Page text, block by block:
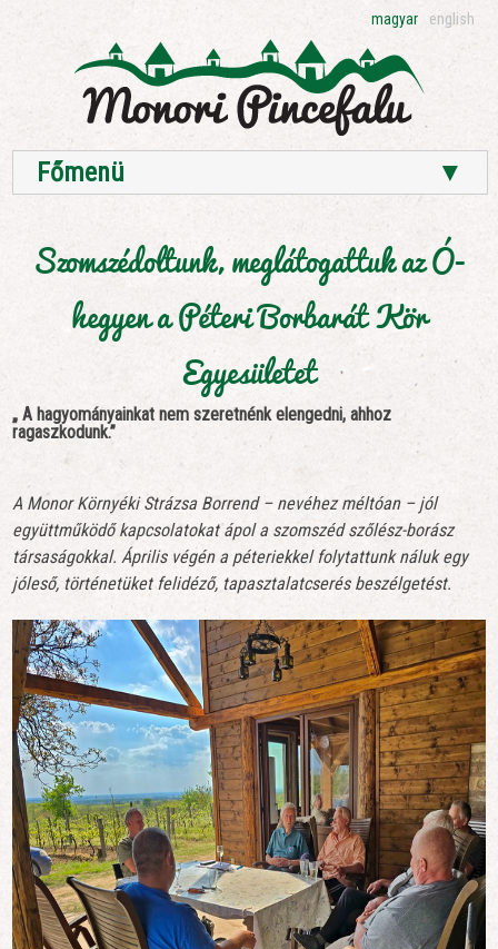
magyar english
Főmenü ▼
Szomszédoltunk, meglátogattuk az Ó-
hegyen a Péteri Borbarát Kör
Egyesületet
„ A hagyományainkat nem szeretnénk elengedni, ahhoz
ragaszkodunk.”
A Monor Környéki Strázsa Borrend – nevéhez méltóan – jól
együttműködő kapcsolatokat ápol a szomszéd szőlész-borász
társaságokkal. Április végén a péteriekkel folytattunk náluk egy
jóleső, történetüket felidéző, tapasztalatcserés beszélgetést.